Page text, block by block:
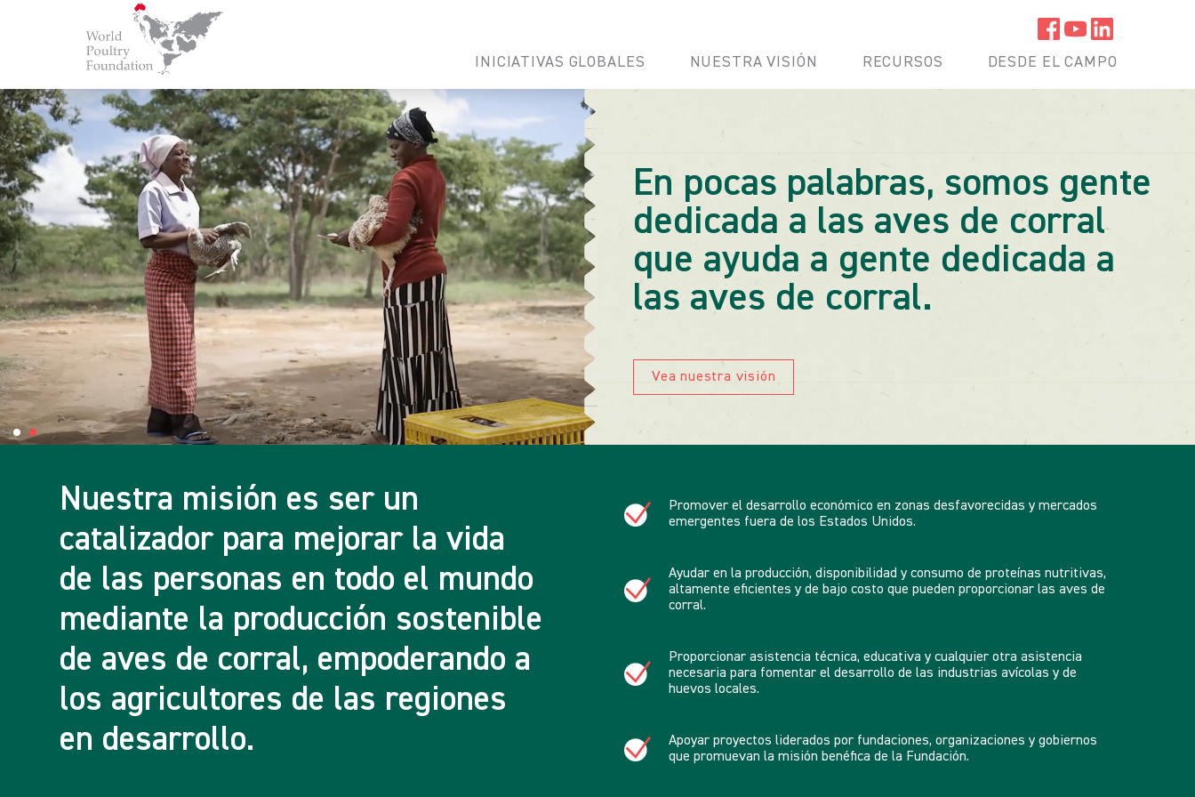
INICIATIVAS GLOBALES NUESTRA VISIÓN RECURSOS DESDE EL CAMPO
En pocas palabras, somos gente
dedicada a las aves de corral
que ayuda a gente dedicada a
las aves de corral.
Vea nuestra visión
Nuestra misión es ser un
catalizador para mejorar la vida
de las personas en todo el mundo
mediante la producción sostenible
de aves de corral, empoderando a
los agricultores de las regiones
en desarrollo.
Promover el desarrollo económico en zonas desfavorecidas y mercados
emergentes fuera de los Estados Unidos.
Ayudar en la producción, disponibilidad y consumo de proteínas nutritivas,
altamente eficientes y de bajo costo que pueden proporcionar las aves de
corral.
Proporcionar asistencia técnica, educativa y cualquier otra asistencia
necesaria para fomentar el desarrollo de las industrias avícolas y de
huevos locales.
Apoyar proyectos liderados por fundaciones, organizaciones y gobiernos
que promuevan la misión benéfica de la Fundación.